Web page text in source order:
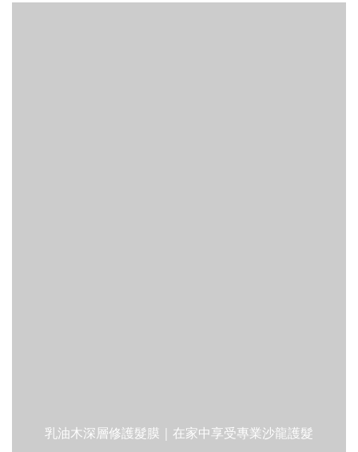
乳油木深層修護髮膜｜在家中享受專業沙龍護髮